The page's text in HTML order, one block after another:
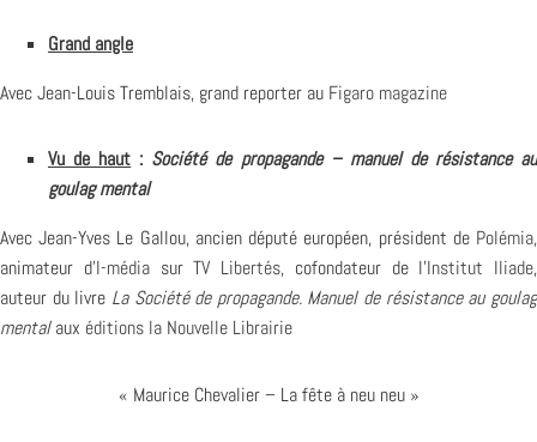
Grand angle
Avec Jean-Louis Tremblais, grand reporter au Figaro magazine
Vu de haut : Société de propagande – manuel de résistance au
goulag mental
Avec Jean-Yves Le Gallou, ancien député européen, président de Polémia,
animateur d’I-médiasurTV Libertés, cofondateur de l’Institut Iliade,
auteur du livre La Société de propagande. Manuel de résistance au goulag
mentalaux éditions la Nouvelle Librairie
« Maurice Chevalier – La fête à neu neu »